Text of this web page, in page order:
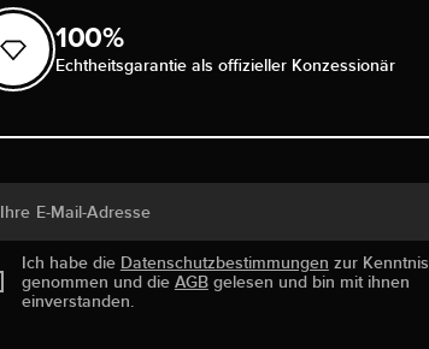
100%
Echtheitsgarantie als offizieller Konzessionär
Ihre E-Mail-Adresse
Ich habe die Datenschutzbestimmungen zur Kenntnis
genommen und die AGBgelesen und bin mit ihnen
einverstanden.